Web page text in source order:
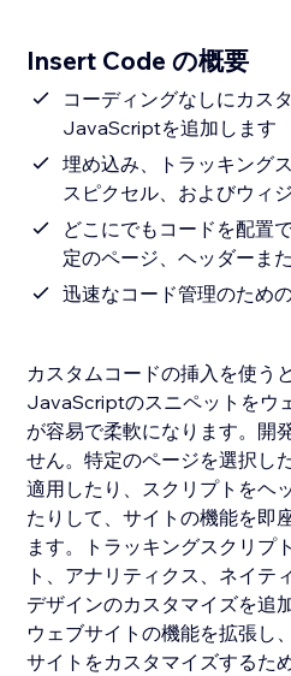
Insert Code の概要
コーディングなしにカス
JavaScriptを追加します
埋め込み、トラッキング
スピクセル、およびウィ
どこにでもコードを配置
定のページ、ヘッダーま
迅速なコード管理のため
カスタムコードの挿入を使う
JavaScriptのスニペットをウ
が容易で柔軟になります。開
せん。特定のページを選択し
適用したり、スクリプトをヘ
たりして、サイトの機能を即
ます。トラッキングスクリプ
ト、アナリティクス、ネイテ
デザインのカスタマイズを追
ウェブサイトの機能を拡張し
サイトをカスタマイズするた